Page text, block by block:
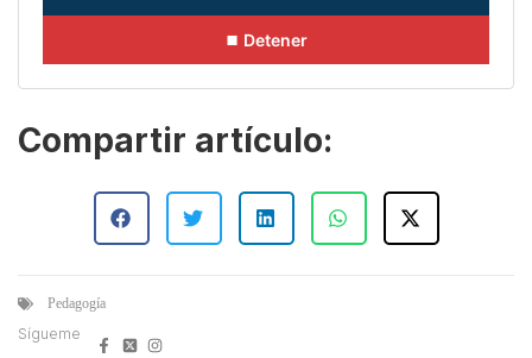
⏹ Detener
Compartir artículo:
Pedagogía
Sígueme